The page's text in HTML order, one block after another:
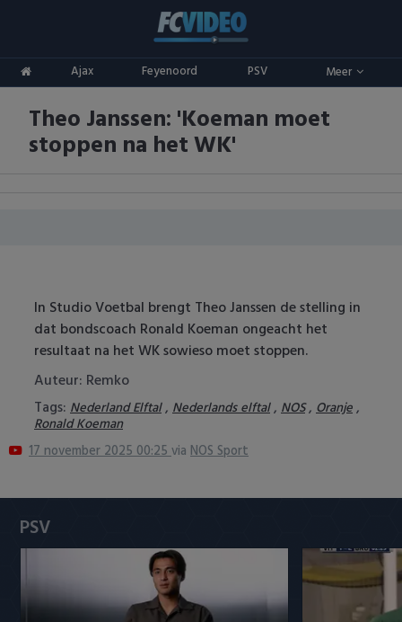
Ajax Feyenoord PSV Meer
ADO Den Haag
Ajax
FC Utrecht
Feyenoord
Heracles Almelo
NAC Breda
PSV
Roda JC
Competities
Eredivisie
Keuken Kampioen Divisie
Champions League
Europa League
Conference League
Oranje
Theo Janssen: 'Koeman moet
stoppen na het WK'
In Studio Voetbal brengt Theo Janssen de stelling in
dat bondscoach Ronald Koeman ongeacht het
resultaat na het WK sowieso moet stoppen.
Auteur: Remko
Tags: Nederland Elftal, Nederlands elftal, NOS, Oranje,
Ronald Koeman
17 november 2025 00:25via NOS Sport
PSV